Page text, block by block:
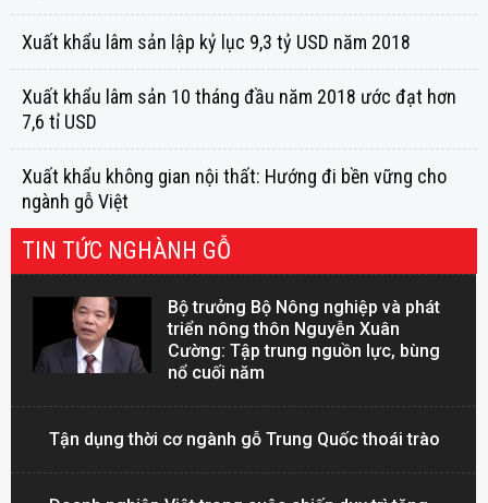
Xuất khẩu lâm sản lập kỷ lục 9,3 tỷ USD năm 2018
Xuất khẩu lâm sản 10 tháng đầu năm 2018 ước đạt hơn
7,6 tỉ USD
Xuất khẩu không gian nội thất: Hướng đi bền vững cho
ngành gỗ Việt
TIN TỨC NGHÀNH GỖ
Bộ trưởng Bộ Nông nghiệp và phát
triển nông thôn Nguyễn Xuân
Cường: Tập trung nguồn lực, bùng
nổ cuối năm
Tận dụng thời cơ ngành gỗ Trung Quốc thoái trào